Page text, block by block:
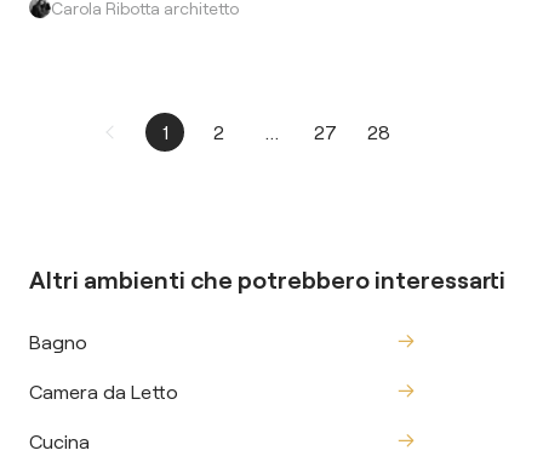
Carola Ribotta architetto
1 2 ... 27 28
Altri ambienti che potrebbero interessarti
Bagno
Camera da Letto
Cucina